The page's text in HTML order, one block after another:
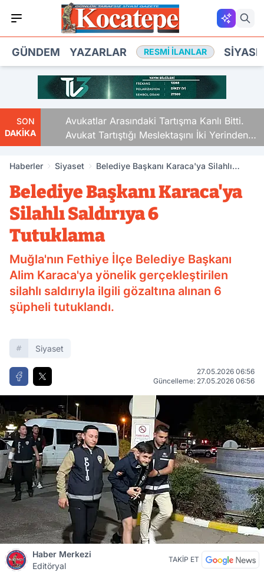
GÜNDEM YAZARLAR RESMI İLANLAR
SON
DAKİKA
Avukatlar Arasındaki Tartışma Kanlı Bitti.
Avukat Tartıştığı Meslektaşını İki Yerinden
Vurdu
Haberler Siyaset
Belediye Başkanı Karaca'ya Silahlı
Belediye Başkanı Karaca'ya
Silahlı Saldırıya 6
Tutuklama
Muğla'nın Fethiye İlçe Belediye Başkanı
Alim Karaca'ya yönelik gerçekleştirilen
silahlı saldırıyla ilgili gözaltına alınan 6
şüpheli tutuklandı.
Siyaset
27.05.2026 06:56
Güncelleme: 27.05.2026 06:56
Haber Merkezi
Editöryal
TAKİP ET